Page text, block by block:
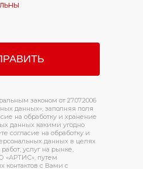
законом от 27.07.2006
данных», заполняя поля
на обработку и хранение
данных какими угодно
согласие на обработку и
данных в целях
услуг на рынке,
«АРТИС», путем
контактов с Вами с